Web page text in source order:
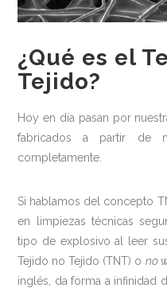
Recomendaciones
Centros Deportivos
Centros sanitarios
Escuelas
Industria Alimentaria
Residencias
Contacto
¿Qué es el
Tejido?
Hoy en día pasan por
fabricados a partir de
completamente.
Si hablamos del concepto
en limpiezas técnicas
tipo de explosivo al leer
Tejido no Tejido (TNT) o no
inglés, da forma a infinidad